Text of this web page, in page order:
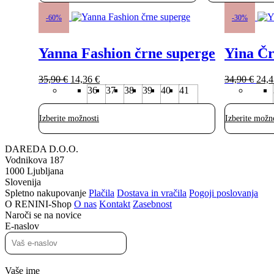
-60%
Yanna Fashion črne superge
35,90€ Izvirna
cena
35,90 €.
14,36 €Trenutna
cena
36 37 38 39 40 41
Izberite možnosti
izdelek
različic.
Možnosti
izberete
strani
izdelka
-30%
Yina
34,90€
cena
Izberite
izdelek
različic.
Možnosti
izberete
strani
izdelka
DAREDA D.O.O.
Vodnikova 187
1000 Ljubljana
Slovenija
Spletno nakupovanje Plačila Dostava in vračila Pogoji poslovanja
O RENINI-Shop O nas Kontakt Zasebnost
Naroči se na novice
E-naslov
Vaše ime